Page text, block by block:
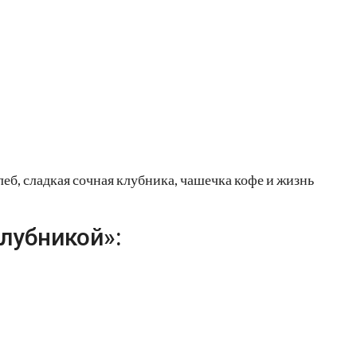
сладкая сочная клубника, чашечка кофе и жизнь